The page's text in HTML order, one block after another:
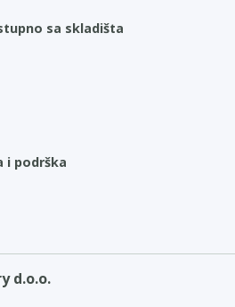
sa skladišta
i podrška
d.o.o.